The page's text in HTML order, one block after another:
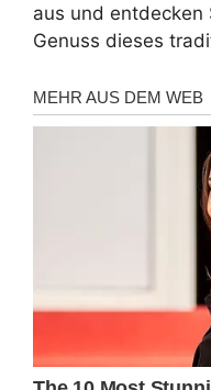
aus und
Genuss dieses